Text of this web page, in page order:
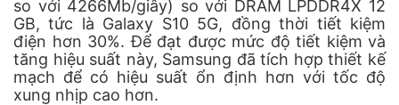
so với 4266Mb/giây) so với DRAM LPDDR4X 12
GB, tức là Galaxy S10 5G, đồng thời tiết kiệm
điện hơn 30%. Để đạt được mức độ tiết kiệm và
tăng hiệu suất này, Samsung đã tích hợp thiết kế
mạch để có hiệu suất ổn định hơn với tốc độ
xung nhịp cao hơn.